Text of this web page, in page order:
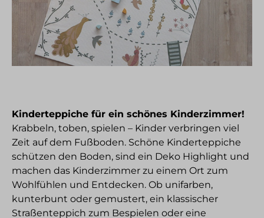
Kinderteppiche für ein schönes Kinderzimmer!
Krabbeln, toben, spielen – Kinder verbringen viel
Zeit auf dem Fußboden. Schöne Kinderteppiche
schützen den Boden, sind ein Deko Highlight und
machen das Kinderzimmer zu einem Ort zum
Wohlfühlen und Entdecken. Ob unifarben,
kunterbunt oder gemustert, ein klassischer
Straßenteppich zum Bespielen oder eine